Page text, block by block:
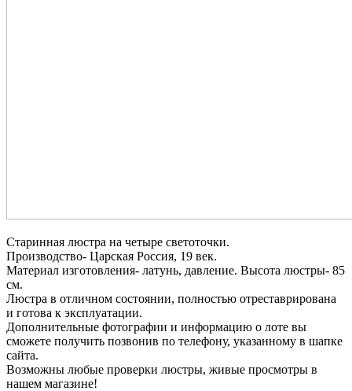
Старинная люстра на четыре светоточки.
Производство- Царская Россия, 19 век.
Материал изготовления- латунь, давление. Высота люстры- 85
см.
Люстра в отличном состоянии, полностью отреставрирована
и готова к эксплуатации.
Дополнительные фотографии и информацию о лоте вы
сможете получить позвонив по телефону, указанному в шапке
сайта.
Возможны любые проверки люстры, живые просмотры в
нашем магазине!